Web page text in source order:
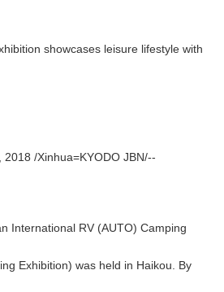
showcases leisure lifestyle with
2018 /Xinhua=KYODO JBN/--
International RV (AUTO) Camping
Exhibition) was held in Haikou. By